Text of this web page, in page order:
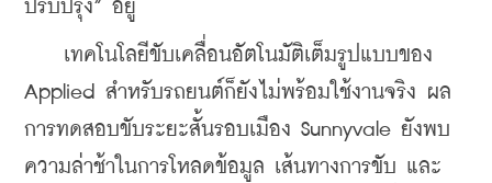
ปรับปรุง” อยู่
เทคโนโลยีขับเคลื่อนอัตโนมัติเต็มรูปแบบของ
Applied สำหรับรถยนต์ก็ยังไม่พร้อมใช้งานจริง ผล
การทดสอบขับระยะสั้นรอบเมือง Sunnyvale ยังพบ
ความล่าช้าในการโหลดข้อมูล เส้นทางการขับ และ